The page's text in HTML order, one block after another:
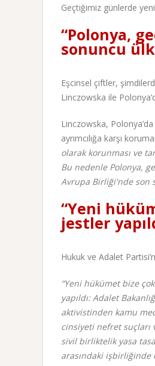
Geçtiğimiz günlerde
“Polonya,
sonuncu
Eşcinsel çiftler,
Linczowska ile
Linczowska,
ayrımcılığa karşı
olarak korunması ve
Bu nedenle Polonya,
Avrupa Birliği'nde son
“Yeni
jestler
Hukuk ve Adalet
“Yeni hükümet bize
yapıldı: Adalet
aktivistinden kamu
cinsiyeti nefret suçları
sivil birliktelik yasa
arasındaki işbirliğinde